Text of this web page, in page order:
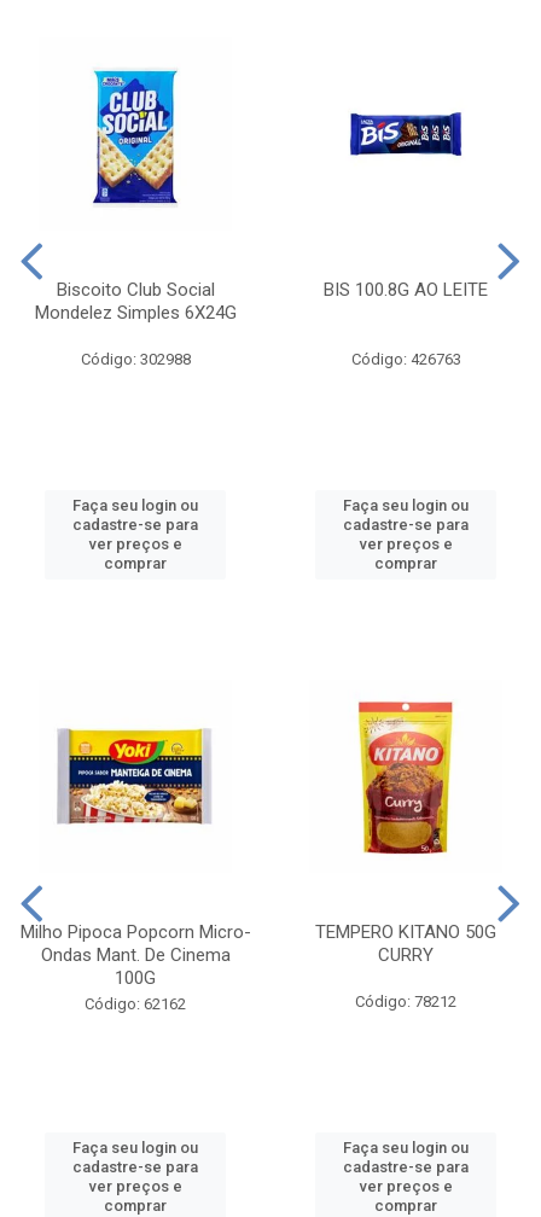
Biscoito Club Social
Mondelez Simples 6X24G
Código: 302988
Faça seu login ou
cadastre-se para
ver preços e
comprar
BIS 100.8G AO LEITE
Código: 426763
Faça seu login ou
cadastre-se para
ver preços e
comprar
Milho Pipoca Popcorn Micro-
Ondas Mant. De Cinema
100G
Código: 62162
Faça seu login ou
cadastre-se para
ver preços e
comprar
TEMPERO KITANO 50G
CURRY
Código: 78212
Faça seu login ou
cadastre-se para
ver preços e
comprar